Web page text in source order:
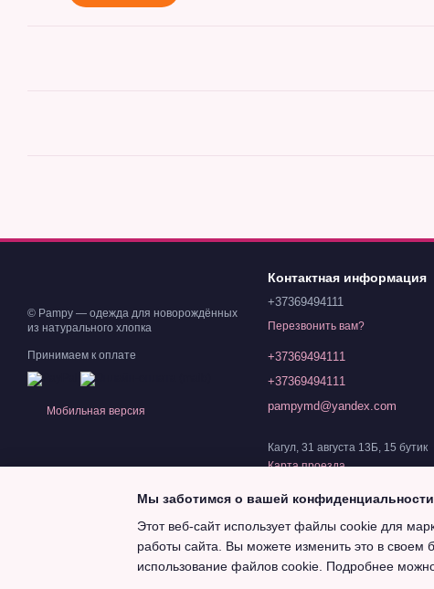
© Pampy — одежда для новорождённых
из натурального хлопка
Принимаем к оплате
Мобильная версия
Контактная информация
+37369494111
Перезвонить вам?
+37369494111
+37369494111
pampymd@yandex.com
Кагул, 31 августа 13Б, 15 бутик
Карта проезда
Мы заботимся о вашей конфиденциальности
Этот веб-сайт использует файлы cookie для
работы сайта. Вы можете изменить это в своем
использование файлов cookie. Подробнее